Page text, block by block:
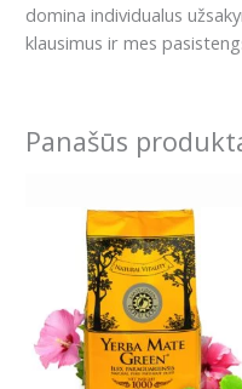
domina individualus
klausimus ir mes
Panašūs